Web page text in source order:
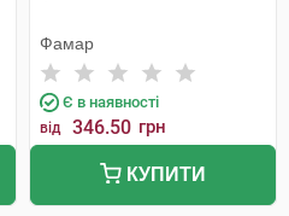
Фамар
Є в наявності
від 346.50 грн
КУПИТИ